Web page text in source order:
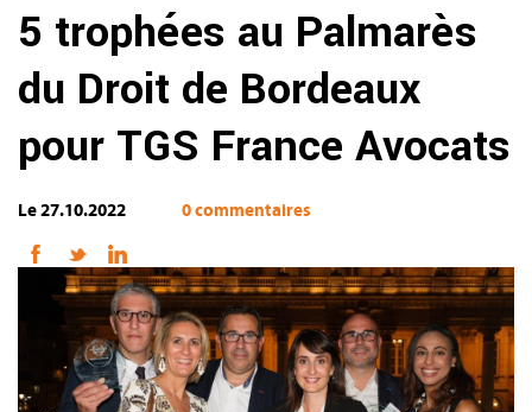
5 trophées au Palmarès
du Droit de Bordeaux
pour TGS France Avocats
Le 27.10.2022 0 commentaires